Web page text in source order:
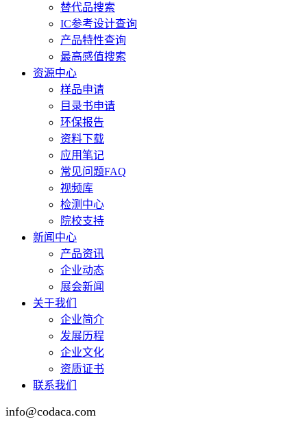
替代品搜索
IC参考设计查询
产品特性查询
最高感值搜索
资源中心
样品申请
目录书申请
环保报告
资料下载
应用笔记
常见问题FAQ
视频库
检测中心
院校支持
新闻中心
产品资讯
企业动态
展会新闻
关于我们
企业简介
发展历程
企业文化
资质证书
联系我们
info@codaca.com